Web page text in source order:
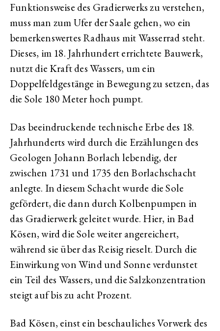
Funktionsweise des Gradierwerks zu verstehen,
muss man zum Ufer der Saale gehen, wo ein
bemerkenswertes Radhaus mit Wasserrad steht.
Dieses, im 18. Jahrhundert errichtete Bauwerk,
nutzt die Kraft des Wassers, um ein
Doppelfeldgestänge in Bewegung zu setzen, das
die Sole 180 Meter hoch pumpt.
Das beeindruckende technische Erbe des 18.
Jahrhunderts wird durch die Erzählungen des
Geologen Johann Borlach lebendig, der
zwischen 1731 und 1735 den Borlachschacht
anlegte. In diesem Schacht wurde die Sole
gefördert, die dann durch Kolbenpumpen in
das Gradierwerk geleitet wurde. Hier, in Bad
Kösen, wird die Sole weiter angereichert,
während sie über das Reisig rieselt. Durch die
Einwirkung von Wind und Sonne verdunstet
ein Teil des Wassers, und die Salzkonzentration
steigt auf bis zu acht Prozent.
Bad Kösen, einst ein beschauliches Vorwerk des